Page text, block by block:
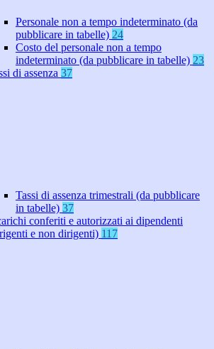
Personale non a tempo indeterminato (da
pubblicare in tabelle) 24
Costo del personale non a tempo
indeterminato (da pubblicare in tabelle) 23
di assenza 37
Tassi di assenza trimestrali (da pubblicare
in tabelle) 37
conferiti e autorizzati ai dipendenti
e non dirigenti) 117